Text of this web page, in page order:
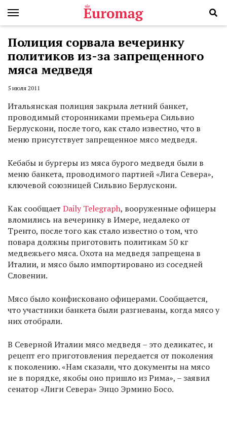
Полиция сорвала вечеринку
политиков из-за запрещенного
мяса медведя
5 июля 2011
Итальянская полиция закрыла летний банкет,
проводимый сторонниками премьера Сильвио
Берлускони, после того, как стало известно, что в
меню присутствует запрещенное мясо медведя.
Кебабы и бургеры из мяса бурого медведя были в
меню банкета, проводимого партией «Лига Севера»,
ключевой союзницей Сильвио Берлускони.
Как сообщает Daily Telegraph, вооруженные офицеры
вломились на вечеринку в Имере, недалеко от
Тренто, после того как стало известно о том, что
повара должны приготовить политикам 50 кг
медвежьего мяса. Охота на медведя запрещена в
Италии, и мясо было импортировано из соседней
Словении.
Мясо было конфисковано офицерами. Сообщается,
что участники банкета были разгневаны, когда мясо у
них отобрали.
В Северной Италии мясо медведя – это деликатес, и
рецепт его приготовления передается от поколения
к поколению. «Нам сказали, что документы на мясо
не в порядке, якобы оно пришло из Рима», – заявил
сенатор «Лиги Севера» Энцо Эрмино Босо.